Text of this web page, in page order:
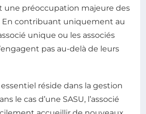
une préoccupation majeure des
En contribuant uniquement au
unique ou les associés
pas au-delà de leurs
réside dans la gestion
le cas d’une SASU, l’associé